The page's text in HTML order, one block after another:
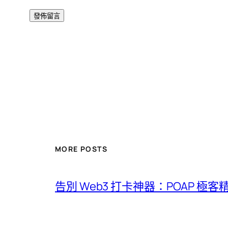
MORE POSTS
告別 Web3 打卡神器：POAP 極客